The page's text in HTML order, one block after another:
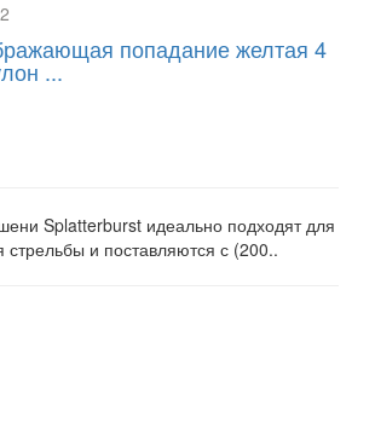
попадание желтая 4
...
Splatterburst идеально подходят для
стрельбы и поставляются с (200..